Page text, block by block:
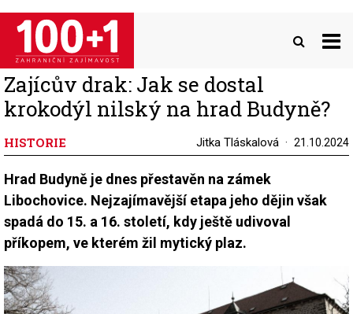
Přejít
hlavnímu
obsahu
Zajícův drak: Jak se dostal
krokodýl nilský na hrad Budyně?
HISTORIE Jitka Tláskalová 21.10.2024
Hrad Budyně je dnes přestavěn na zámek
Libochovice. Nejzajímavější etapa jeho dějin však
spadá do 15. a 16. století, kdy ještě udivoval
příkopem, ve kterém žil mytický plaz.